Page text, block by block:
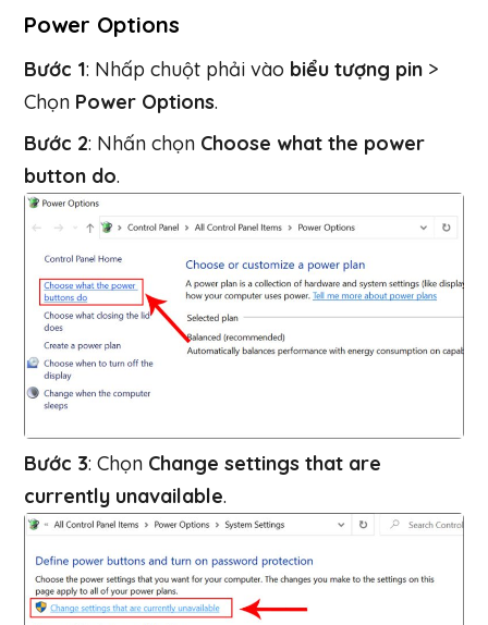
Power Options
Bước 1: Nhấp chuột phải vào biểu tượng pin >
Chọn Power Options.
Bước 2: Nhấn chọn Choose what the power
button do.
Bước 3: Chọn Change settings that are
currently unavailable.